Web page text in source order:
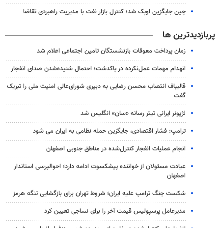
چین جایگزین اوپک شد؛ کنترل بازار نفت با مدیریت راهبردی تقاضا
پربازدیدترین ها
زمان پرداخت معوقات بازنشستگان تامین اجتماعی اعلام شد
انهدام مهمات عمل‌نکرده در پاکدشت؛ احتمال شنیده‌شدن صدای انفجار
قالیباف انتصاب محسن رضایی به دبیری شورای‌عالی امنیت ملی را تبریک
گفت
لژیونر ایرانی تیتر رسانه «سان» انگلیس شد
ترامپ: فشار اقتصادی، جایگزین حمله نظامی به ایران می شود
انجام عملیات انفجار کنترل‌شده در مناطق جنوبی اصفهان
عیادت مسئولان از خواننده پیشکسوت ادامه دارد؛ احوالپرسی استاندار
اصفهان
شکست جنگ ترامپ علیه ایران؛ شروط تهران برای بازگشایی تنگه هرمز
مدیرعامل پرسپولیس قیمت آخر را برای نساجی تعیین کرد